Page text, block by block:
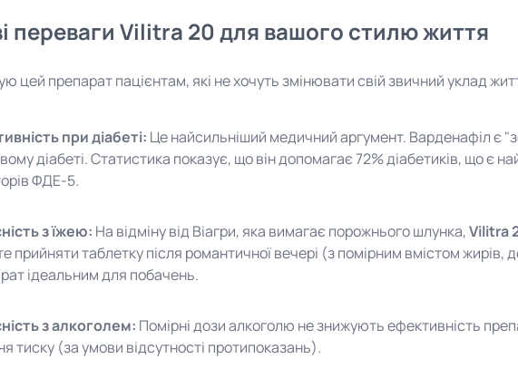
переваги Vilitra 20 для вашого стилю життя
цей препарат пацієнтам, які не хочуть змінювати свій звичний уклад
при діабеті: Це найсильніший медичний аргумент. Варденафіл є
діабеті. Статистика показує, що він допомагає 72% діабетиків, що є
ФДЕ-5.
з їжею: На відміну від Віагри, яка вимагає порожнього шлунка,Vilitra
прийняти таблетку після романтичної вечері (з помірним вмістом
ідеальним для побачень.
з алкоголем: Помірні дози алкоголю не знижують ефективність
тиску (за умови відсутності протипоказань).